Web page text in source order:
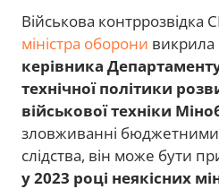
Військова контррозвідка
міністра оборони викрила
керівника
технічної політики
військової техніки
зловживанні
слідства, він може бути
у 2023 році неякісних